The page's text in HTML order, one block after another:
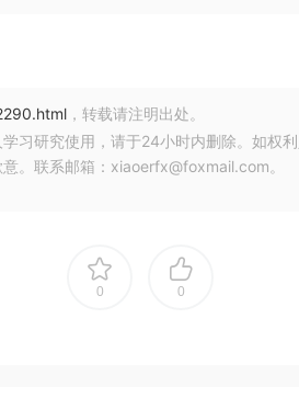
，转载请注明出处。
习研究使用，请于24小时内删除。如权
。联系邮箱：xiaoerfx@foxmail.com。
0 0